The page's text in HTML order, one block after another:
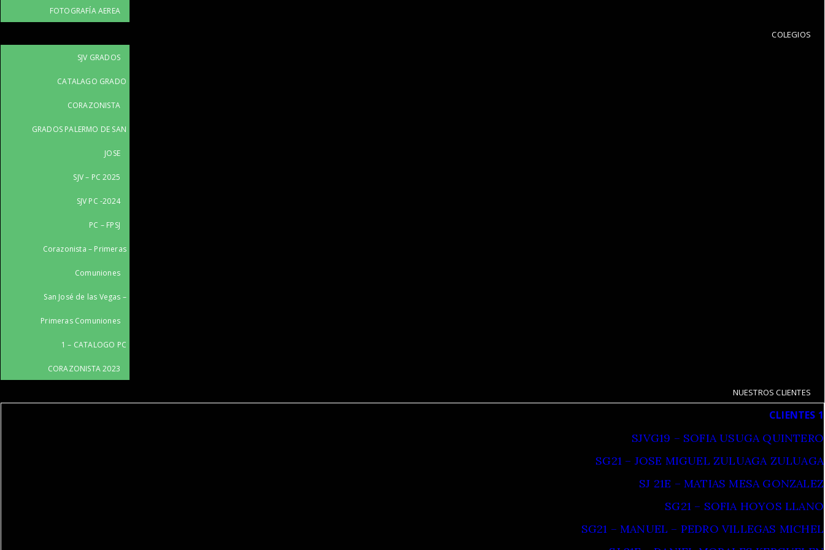
FOTOGRAFÍA AEREA
COLEGIOS
SJV GRADOS
CATALAGO GRADO
CORAZONISTA
GRADOS PALERMO DE SAN
JOSE
SJV – PC 2025
SJV PC -2024
PC – FPSJ
Corazonista – Primeras
Comuniones
San José de las Vegas –
Primeras Comuniones
1 – CATALOGO PC
CORAZONISTA 2023
NUESTROS CLIENTES
CLIENTES 1
SJVG19 – SOFIA USUGA QUINTERO
SG21 – JOSE MIGUEL ZULUAGA ZULUAGA
SJ 21E – MATIAS MESA GONZALEZ
SG21 – SOFIA HOYOS LLANO
SG21 – MANUEL – PEDRO VILLEGAS MICHEL